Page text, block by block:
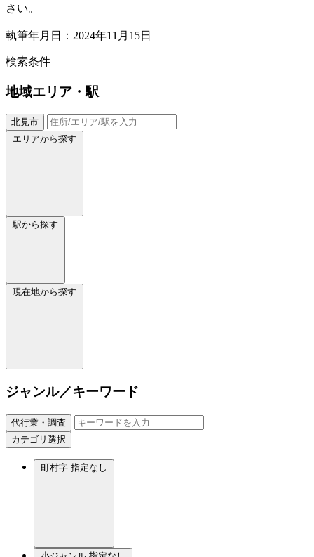
さい。
執筆年月日：2024年11月15日
検索条件
地域エリア・駅
北見市
エリアから探す
駅から探す
現在地から探す
ジャンル／キーワード
代行業・調査
カテゴリ選択
町村字 指定なし